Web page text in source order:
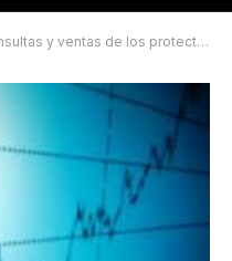
ventas de los protectores de tensión